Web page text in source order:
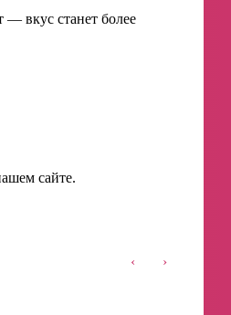
— вкус станет более
сайте.
‹ ›